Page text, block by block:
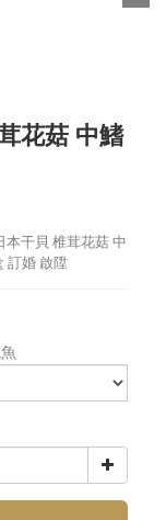
花菇 中鰭
本干貝 椎茸花菇 中
訂婚 啟陞